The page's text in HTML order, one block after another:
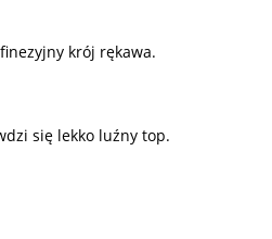
krój rękawa.
się lekko luźny top.